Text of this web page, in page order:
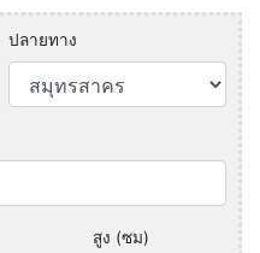
ปลายทาง
สูง (ซม)